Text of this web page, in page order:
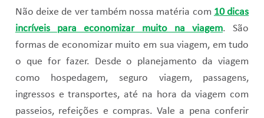
Não deixe de ver também nossa matéria com 10 dicas
incríveis para economizar muito na viagem. São
formas de economizar muito em sua viagem, em tudo
o que for fazer. Desde o planejamento da viagem
como hospedagem, seguro viagem, passagens,
ingressos e transportes, até na hora da viagem com
passeios, refeições e compras. Vale a pena conferir